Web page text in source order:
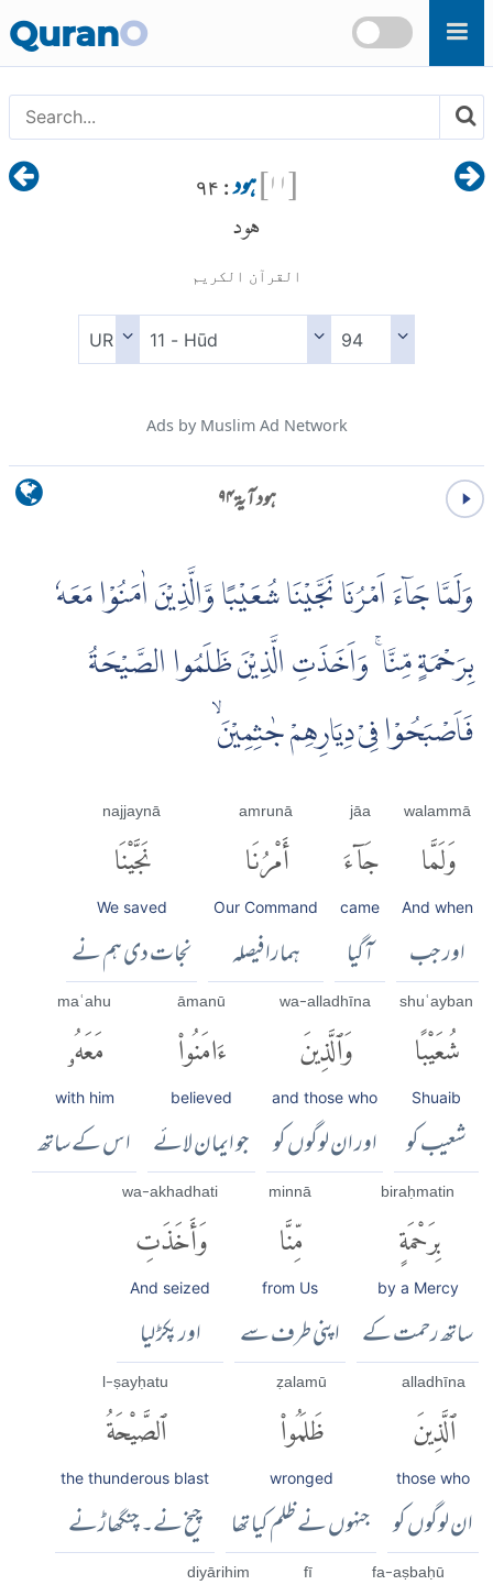
Skip to main content
QuranO
[۱۱]ہود: ۹۴
هود
القرآن الكريم
Ads by Muslim Ad Network
ہود آية ۹۴
وَلَمَّا جَاۤءَ اَمْرُنَا نَجَّيْنَا شُعَيْبًا وَّالَّذِيْنَ اٰمَنُوْا مَعَهٗ
بِرَحْمَةٍ مِّنَّا ۚ وَاَخَذَتِ الَّذِيْنَ ظَلَمُوا الصَّيْحَةُ
فَاَصْبَحُوْا فِىْ دِيَارِهِمْ جٰثِمِيْنَۙ
walammā
وَلَمَّا
And when
اور جب
jāa
جَآءَ
came
آگیا
amrunā
أَمْرُنَا
Our Command
ہمارا فیصلہ
najjaynā
نَجَّيْنَا
We saved
نجات دی ہم نے
shuʿayban
شُعَيْبًا
Shuaib
شعیب کو
wa-alladhīna
وَٱلَّذِينَ
and those who
اور ان لوگوں کو
āmanū
ءَامَنُوا۟
believed
جو ایمان لائے
maʿahu
مَعَهُۥ
with him
اس کے ساتھ
biraḥmatin
بِرَحْمَةٍ
by a Mercy
ساتھ رحمت کے
minnā
مِّنَّا
from Us
اپنی طرف سے
wa-akhadhati
وَأَخَذَتِ
And seized
اور پکڑ لیا
alladhīna
ٱلَّذِينَ
those who
ان لوگوں کو
ẓalamū
ظَلَمُوا۟
wronged
جنہوں نے ظلم کیا تھا
l-ṣayḥatu
ٱلصَّيْحَةُ
the thunderous blast
چیخ نے۔ چنگھاڑنے
fa-aṣbaḥū
fī
diyārihim